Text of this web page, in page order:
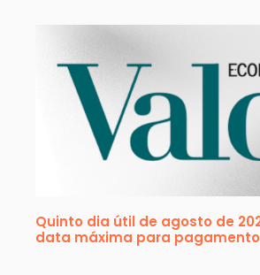
Quinto dia útil de agosto de
data máxima para